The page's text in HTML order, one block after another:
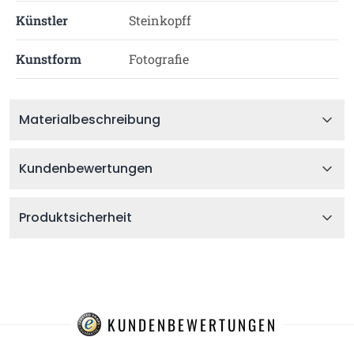
Künstler Steinkopff
Kunstform Fotografie
Materialbeschreibung
Kundenbewertungen
Produktsicherheit
KUNDENBEWERTUNGEN